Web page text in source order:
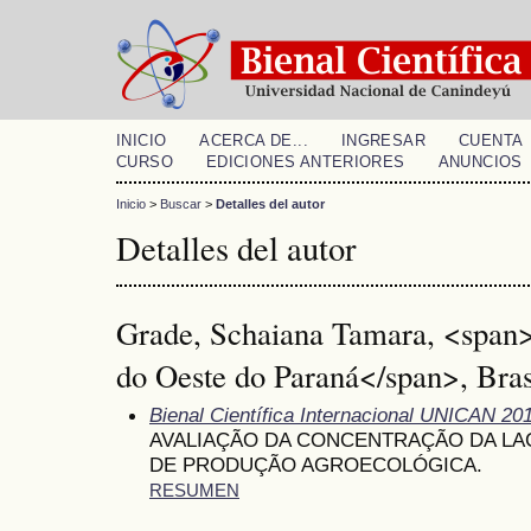
INICIO ACERCA DE... INGRESAR
CUENTA
CURSO
EDICIONES ANTERIORES ANUNCIOS
Inicio > Buscar > Detalles del autor
Detalles del autor
Grade, Schaiana Tamara,
do Oeste do Paraná</span>,
Bienal Científica Internacional UNICAN
AVALIAÇÃO DA CONCENTRAÇÃO DA
DE PRODUÇÃO AGROECOLÓGICA.
RESUMEN